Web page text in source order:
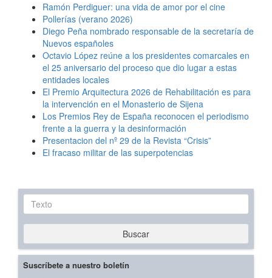
Ramón Perdiguer: una vida de amor por el cine
Pollerías (verano 2026)
Diego Peña nombrado responsable de la secretaría de
Nuevos españoles
Octavio López reúne a los presidentes comarcales en
el 25 aniversario del proceso que dio lugar a estas
entidades locales
El Premio Arquitectura 2026 de Rehabilitación es para
la intervención en el Monasterio de Sijena
Los Premios Rey de España reconocen el periodismo
frente a la guerra y la desinformación
Presentacion del nº 29 de la Revista “Crisis”
El fracaso militar de las superpotencias
Texto
Buscar
Suscríbete a nuestro boletín